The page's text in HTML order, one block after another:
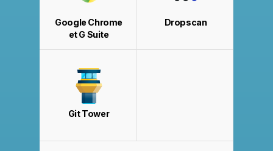
Google Chrome
et G Suite
Dropscan
Git Tower